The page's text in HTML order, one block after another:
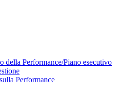
della Performance/Piano esecutivo
Performance